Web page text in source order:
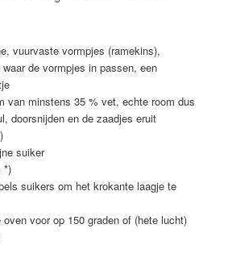
vuurvaste vormpjes (ramekins),
de vormpjes in passen, een
van minstens 35 % vet, echte room dus
doorsnijden en de zaadjes eruit
suiker
*)
suikers om het krokante laagje te
oven voor op 150 graden of (hete lucht)